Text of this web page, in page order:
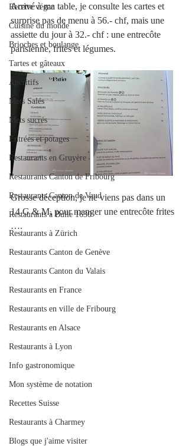
Recette végan
Cuisine du monde
Brioches et boulange
Tartes et gâteaux
Apéritifs
Mets Salés
Mets sucrés
Entrées et potages
Restaurants en Gruyère
Restaurants Canton de Fribourg
Restaurants Canton de Vaud
Restaurants à Bulle 1630
Restaurants à Zürich
Restaurants Canton de Genève
Restaurants Canton du Valais
Restaurants en France
Restaurants en ville de Fribourg
Restaurants en Alsace
Restaurants à Lyon
Info gastronomique
Mon système de notation
Recettes Suisse
Restaurants à Charmey
Blogs que j'aime visiter
Arrivé à ma table, je consulte les cartes et
surprise pas de menu à 56.- chf, mais une
assiette du jour à 32.- chf : une entrecôte
parisienne, frites et légumes.
Grosse déception, je ne viens pas dans un
14 G & M, pour manger une entrecôte frites
….